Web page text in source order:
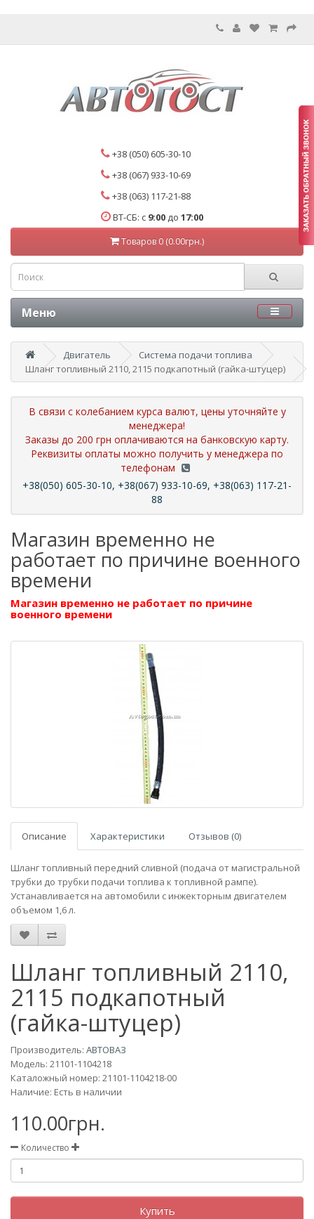
+38 (050) 605-30-10
+38 (067) 933-10-69
+38 (063) 117-21-88
ВТ-СБ: с 9:00 до 17:00
Товаров 0 (0.00грн.)
Меню
Двигатель
Система подачи топлива
Шланг топливный 2110, 2115 подкапотный (гайка-штуцер)
В связи с колебанием курса валют, цены уточняйте у
менеджера!
Заказы до 200 грн оплачиваются на банковскую карту.
Реквизиты оплаты можно получить у менеджера по
телефонам
+38(050) 605-30-10, +38(067) 933-10-69, +38(063) 117-21-
88
Магазин временно не
работает по причине военного
времени
Магазин временно не работает по причине
военного времени
Описание Характеристики Отзывов (0)
Шланг топливный передний сливной (подача от магистральной
трубки до трубки подачи топлива к топливной рампе).
Устанавливается на автомобили с инжекторным двигателем
объемом 1,6 л.
Шланг топливный 2110,
2115 подкапотный
(гайка-штуцер)
Производитель: АВТОВАЗ
Модель: 21101-1104218
Каталожный номер: 21101-1104218-00
Наличие: Есть в наличии
110.00грн.
Количество
Купить